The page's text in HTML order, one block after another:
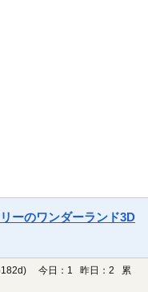
ーのワンダーランド3D
今日：1 昨日：2 累